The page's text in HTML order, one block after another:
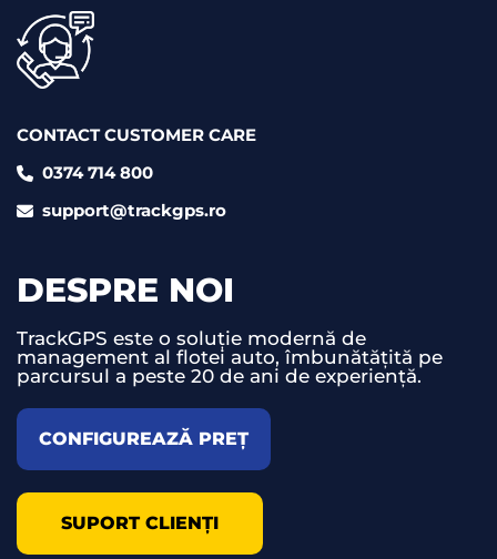
CONTACT CUSTOMER CARE
0374 714 800
support@trackgps.ro
DESPRE NOI
TrackGPS este o soluție modernă de
management al flotei auto, îmbunătățită pe
parcursul a peste 20 de ani de experiență.
CONFIGUREAZĂ PREȚ
SUPORT CLIENȚI